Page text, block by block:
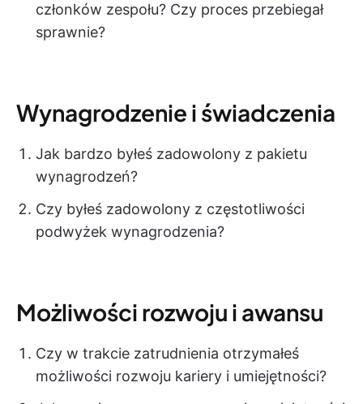
członków zespołu? Czy proces przebiegał
sprawnie?
Wynagrodzenie i świadczenia
Jak bardzo byłeś zadowolony z pakietu
wynagrodzeń?
Czy byłeś zadowolony z częstotliwości
podwyżek wynagrodzenia?
Możliwości rozwoju i awansu
Czy w trakcie zatrudnienia otrzymałeś
możliwości rozwoju kariery i umiejętności?